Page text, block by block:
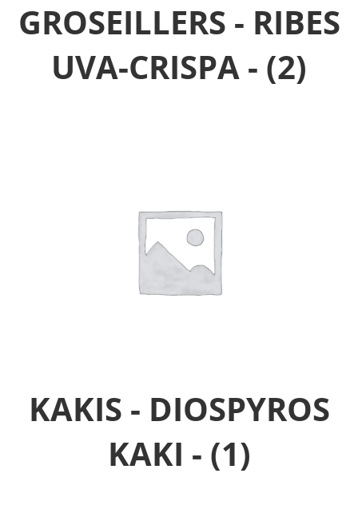
GROSEILLERS - RIBES
UVA-CRISPA - (2)
KAKIS - DIOSPYROS
KAKI - (1)